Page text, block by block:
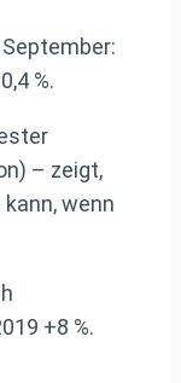
%.
– zeigt,
wenn
+8 %.